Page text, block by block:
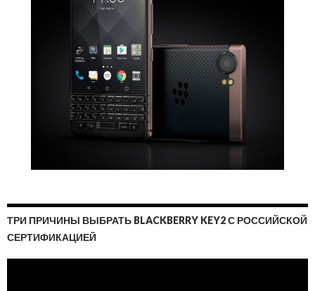
ТРИ ПРИЧИНЫ ВЫБРАТЬ BLACKBERRY KEY2 С РОССИЙСКОЙ
СЕРТИФИКАЦИЕЙ